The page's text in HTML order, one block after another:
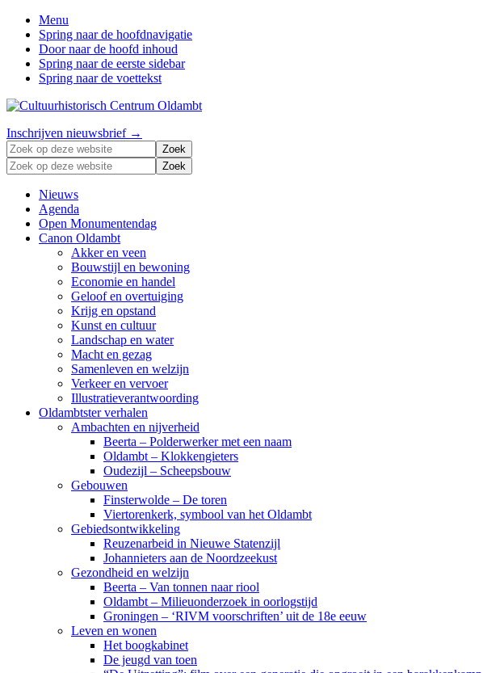
Menu
Spring naar de hoofdnavigatie
Door naar de hoofd inhoud
Spring naar de eerste sidebar
Spring naar de voettekst
Zonder
verleden
geen
toekomst
Header
Right
Inschrijven nieuwsbrief →
Zoek
op
deze
website
Zoek
op
deze
website
Nieuws
Agenda
Open Monumentendag
Canon Oldambt
Akker en veen
Bouwstijl en bewoning
Economie en handel
Geloof en overtuiging
Krijg en opstand
Kunst en cultuur
Landschap en water
Macht en gezag
Samenleven en welzijn
Verkeer en vervoer
Illustratieverantwoording
Oldambtster verhalen
Ambachten en nijverheid
Beerta – Polderwerker met een naam
Oldambt – Klokkengieters
Oudezijl – Scheepsbouw
Gebouwen
Finsterwolde – De toren
Viertorenkerk, symbool van het Oldambt
Gebiedsontwikkeling
Reuzenarbeid in Nieuwe Statenzijl
Johannieters aan de Noordzeekust
Gezondheid en welzijn
Beerta – Van tonnen naar riool
Oldambt – Milieuonderzoek in oorlogstijd
Groningen – ‘RIVM voorschriften’ uit de 18e eeuw
Leven en wonen
Het boogkabinet
De jeugd van toen